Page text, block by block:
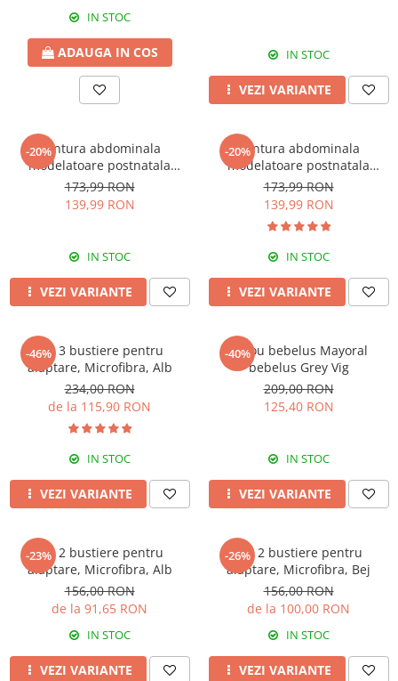
IN STOC
ADAUGA IN COS IN STOC
VEZI VARIANTE
-20%Centura abdominala
modelatoare postnatala
PREMIUM, prindere velcro,
Beige
173,99 RON
139,99 RON
IN STOC
VEZI VARIANTE
-20%Centura abdominala
modelatoare postnatala
PREMIUM, prindere velcro,
Black
173,99 RON
139,99 RON
IN STOC
VEZI VARIANTE
-46%
Set 3 bustiere pentru
alaptare, Microfibra, Alb
234,00 RON
de la 115,90 RON
IN STOC
VEZI VARIANTE
-40%
Sacou bebelus Mayoral
bebelus Grey Vig
209,00 RON
125,40 RON
IN STOC
VEZI VARIANTE
-23%
Set 2 bustiere pentru
alaptare, Microfibra, Alb
156,00 RON
de la 91,65 RON
IN STOC
VEZI VARIANTE
-26%
Set 2 bustiere pentru
alaptare, Microfibra, Bej
156,00 RON
de la 100,00 RON
IN STOC
VEZI VARIANTE